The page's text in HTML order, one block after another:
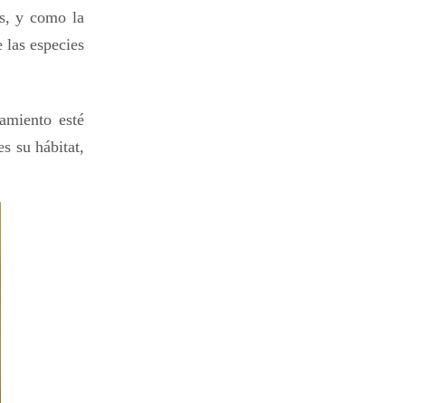
y como la
especies
esté
su hábitat,